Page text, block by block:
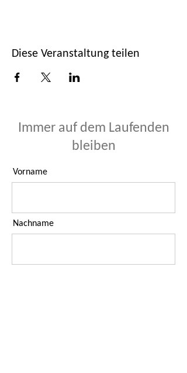
Diese Veranstaltung teilen
Immer auf dem Laufenden
bleiben
Vorname
Nachname